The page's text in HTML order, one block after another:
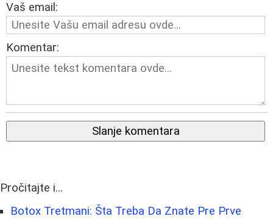
Vaš email:
Komentar:
Slanje komentara
Pročitajte i...
Botox Tretmani: Šta Treba Da Znate Pre Prve